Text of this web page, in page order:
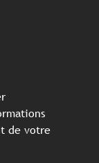
de votre